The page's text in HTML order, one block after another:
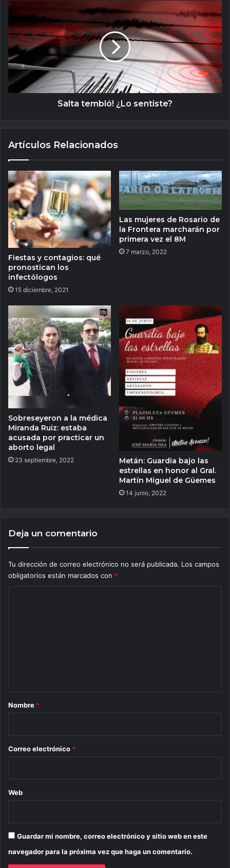
Salta tembló! ¿Lo sentiste?
Artículos Relacionados
Fiestas y contagios: qué
pronostican los
infectólogos
15 diciembre, 2021
Las mujeres de Rosario de
la Frontera marcharán por
primera vez el 8M
7 marzo, 2022
Sobreseyeron a la médica
Miranda Ruiz: estaba
acusada por practicar un
aborto legal
23 septiembre, 2022
Metán: Guardia bajo las
estrellas en honor al Gral.
Martín Miguel de Güemes
14 junio, 2022
Deja un comentario
Tu dirección de correo electrónico no será publicada. Los campos
obligatorios están marcados con *
r
*
Nombre *
Correo electrónico *
Web
Guardar mi nombre, correo electrónico y sitio web en este
navegador para la próxima vez que haga un comentario.